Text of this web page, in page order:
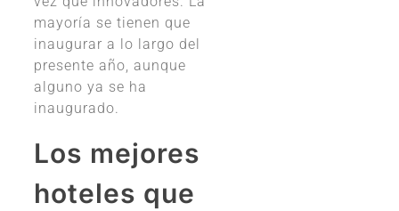
mayoría se tienen que
inaugurar a lo largo del
presente año, aunque
alguno ya se ha
inaugurado.
Los mejores
hoteles que